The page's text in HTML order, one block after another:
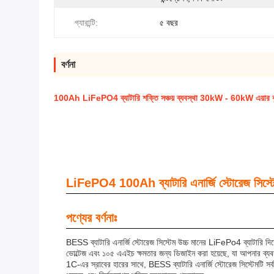
গ্যারান্টি: ৫ বছর
বর্ণনা
100Ah LiFePO4 ব্যাটারি শক্তি সঞ্চয় ব্যবস্থা 30kW - 60kW এয়ার
LiFePO4 100Ah ব্যাটারি এনার্জি স্টোরেজ
পণ্যের বর্ণনাঃ
BESS ব্যাটারি এনার্জি স্টোরেজ সিস্টেম উচ্চ মানের LiFePo4
ভোল্টেজ এবং ১০৫ এএইচ ক্ষমতার জন্য ডিজাইন করা হয়েছে, যা আপনার
1C-এর স্রাবের হারের সাথে, BESS ব্যাটারি এনার্জি স্টোরেজ সিস্টেমটি